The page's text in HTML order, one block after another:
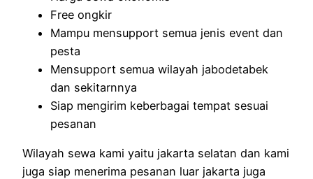
Free ongkir
Mampu mensupport semua jenis event dan
pesta
Mensupport semua wilayah jabodetabek
dan sekitarnnya
Siap mengirim keberbagai tempat sesuai
pesanan
Wilayah sewa kami yaitu jakarta selatan dan kami
juga siap menerima pesanan luar jakarta juga